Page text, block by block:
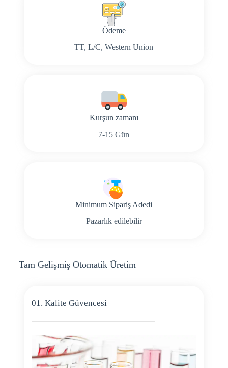
Ödeme
TT, L/C, Western Union
Kurşun zamanı
7-15 Gün
Minimum Sipariş Adedi
Pazarlık edilebilir
Tam Gelişmiş Otomatik Üretim
01. Kalite Güvencesi